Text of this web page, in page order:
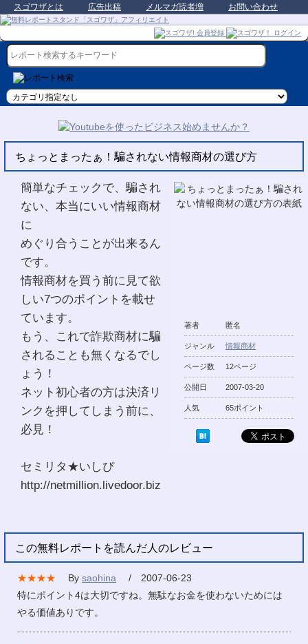
スゴワザとは 広告出稿 メルマガ読者増 お問い合わせ
ちょっとまったぁ！騙されない情報商材の選び方
著者 匿名
ジャンル 情報商材
ページ数 12ページ
公開日 2007-03-20
人気 65ポイント
簡単なチェックで、騙され
ない、本当にいい情報商材
に
めぐり合うことが出来るん
です。
情報商材を買う前に見て欲
しい7つのポイントを載せ
ています。
もう、これで詐欺商材に騙
されることも無くなるでし
ょう！
ネット初心者の方は決済リ
ンクを押してしまう前に、
必見！
セミリタ★いしぴ
http://netmillion.livedoor.biz
この無料レポートを読んだ人のレビュー
★★★★ By saohina
/ 2007-06-23
特にポイント4は大切ですね。無駄なお金を使わないためには
やる価値ありです。